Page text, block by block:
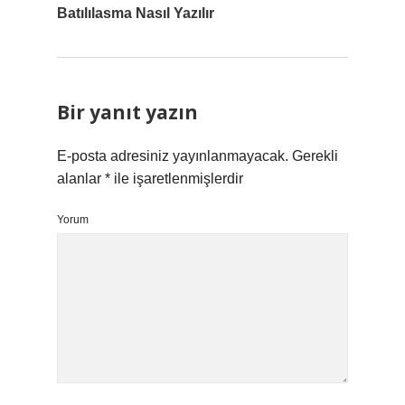
Batılılasma Nasıl Yazılır
Bir yanıt yazın
E-posta adresiniz yayınlanmayacak. Gerekli
alanlar * ile işaretlenmişlerdir
Yorum